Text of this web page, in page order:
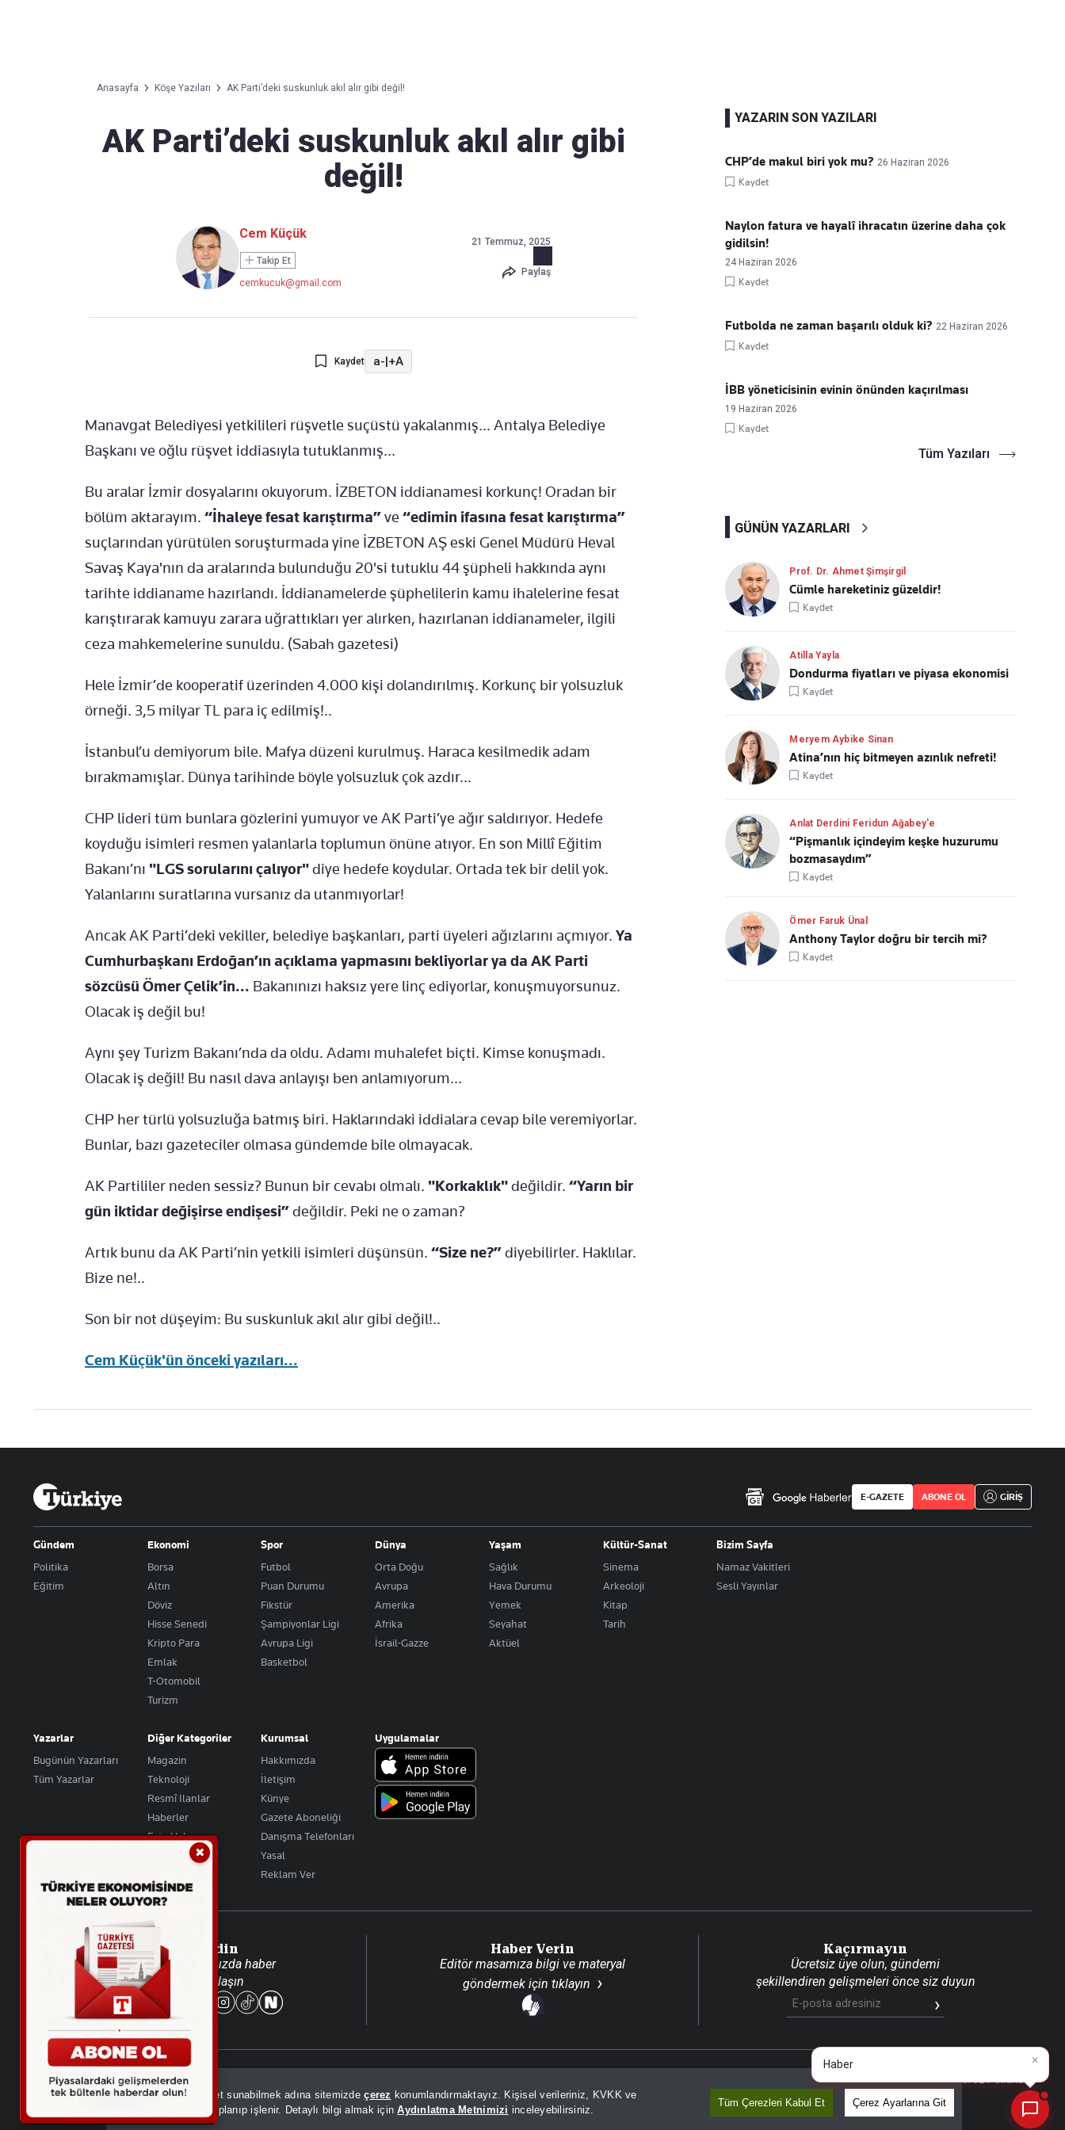
Sizlere daha iyi hizmet sunabilmek adına sitemizdeçerez konumlandırmaktayız. Kişisel verileriniz, KVKK ve
GDPR kapsamında toplanıp işlenir. Detaylı bilgi almak içinAydınlatma Metnimizi inceleyebilirsiniz.
Tüm Çerezleri Kabul Et Çerez Ayarlarına Git
Favori mecralarınızda haber
Anasayfa Köşe Yazıları AK Parti’deki suskunluk akıl alır gibi değil!
AK Parti’deki suskunluk akıl alır gibi
değil!
Cem Küçük
Takip Et
cemkucuk@gmail.com
21 Temmuz, 2025
Paylaş
Kaydet a-|+A
Manavgat Belediyesi yetkilileri rüşvetle suçüstü yakalanmış... Antalya Belediye
Başkanı ve oğlu rüşvet iddiasıyla tutuklanmış...
Bu aralar İzmir dosyalarını okuyorum. İZBETON iddianamesi korkunç! Oradan bir
bölüm aktarayım. “İhaleye fesat karıştırma”ve “edimin ifasına fesat karıştırma”
suçlarından yürütülen soruşturmada yine İZBETON AŞ eski Genel Müdürü Heval
Savaş Kaya'nın da aralarında bulunduğu 20'si tutuklu 44 şüpheli hakkında aynı
tarihte iddianame hazırlandı. İddianamelerde şüphelilerin kamu ihalelerine fesat
karıştırarak kamuyu zarara uğrattıkları yer alırken, hazırlanan iddianameler, ilgili
ceza mahkemelerine sunuldu. (Sabah gazetesi)
Hele İzmir’de kooperatif üzerinden 4.000 kişi dolandırılmış. Korkunç bir yolsuzluk
örneği. 3,5 milyar TL para iç edilmiş!..
İstanbul’u demiyorum bile. Mafya düzeni kurulmuş. Haraca kesilmedik adam
bırakmamışlar. Dünya tarihinde böyle yolsuzluk çok azdır...
CHP lideri tüm bunlara gözlerini yumuyor ve AK Parti’ye ağır saldırıyor. Hedefe
koyduğu isimleri resmen yalanlarla toplumun önüne atıyor. En son Millî Eğitim
Bakanı’nı "LGS sorularını çalıyor"diye hedefe koydular. Ortada tek bir delil yok.
Yalanlarını suratlarına vursanız da utanmıyorlar!
Ancak AK Parti’deki vekiller, belediye başkanları, parti üyeleri ağızlarını açmıyor. Ya
Cumhurbaşkanı Erdoğan’ın açıklama yapmasını bekliyorlar ya da AK Parti
sözcüsü Ömer Çelik’in... Bakanınızı haksız yere linç ediyorlar, konuşmuyorsunuz.
Olacak iş değil bu!
Aynı şey Turizm Bakanı’nda da oldu. Adamı muhalefet biçti. Kimse konuşmadı.
Olacak iş değil! Bu nasıl dava anlayışı ben anlamıyorum...
CHP her türlü yolsuzluğa batmış biri. Haklarındaki iddialara cevap bile veremiyorlar.
Bunlar, bazı gazeteciler olmasa gündemde bile olmayacak.
AK Partililer neden sessiz? Bunun bir cevabı olmalı. "Korkaklık"değildir. “Yarın bir
gün iktidar değişirse endişesi”değildir. Peki ne o zaman?
Artık bunu da AK Parti’nin yetkili isimleri düşünsün. “Size ne?”diyebilirler. Haklılar.
Bize ne!..
Son bir not düşeyim: Bu suskunluk akıl alır gibi değil!..
Cem Küçük'ün önceki yazıları...
YAZARIN SON YAZILARI
CHP’de makul biri yok mu? 26 Haziran 2026
Kaydet
Naylon fatura ve hayalî ihracatın üzerine daha çok
gidilsin!
24 Haziran 2026
Kaydet
Futbolda ne zaman başarılı olduk ki? 22 Haziran 2026
Kaydet
İBB yöneticisinin evinin önünden kaçırılması
19 Haziran 2026
Kaydet
Tüm Yazıları
GÜNÜN YAZARLARI
Prof. Dr. Ahmet Şimşirgil
Cümle hareketiniz güzeldir!
Kaydet
Atilla Yayla
Dondurma fiyatları ve piyasa ekonomisi
Kaydet
Meryem Aybike Sinan
Atina’nın hiç bitmeyen azınlık nefreti!
Kaydet
Anlat Derdini Feridun Ağabey'e
“Pişmanlık içindeyim keşke huzurumu
bozmasaydım”
Kaydet
Ömer Faruk Ünal
Anthony Taylor doğru bir tercih mi?
Kaydet
E-GAZETE ABONE OL GİRİŞ
Gündem
Politika
Eğitim
Ekonomi
Borsa
Altın
Döviz
Hisse Senedi
Kripto Para
Emlak
T-Otomobil
Turizm
Spor
Futbol
Puan Durumu
Fikstür
Şampiyonlar Ligi
Avrupa Ligi
Basketbol
Dünya
Orta Doğu
Avrupa
Amerika
Afrika
İsrail-Gazze
Yaşam
Sağlık
Hava Durumu
Yemek
Seyahat
Aktüel
Kültür-Sanat
Sinema
Arkeoloji
Kitap
Tarih
Bizim Sayfa
Namaz Vakitleri
Sesli Yayınlar
Yazarlar
Bugünün Yazarları
Tüm Yazarlar
Diğer Kategoriler
Magazin
Teknoloji
Resmî Ilanlar
Haberler
Foto Haber
Video Galeri
Kurumsal
Hakkımızda
İletişim
Künye
Gazete Aboneliği
Danışma Telefonları
Yasal
Reklam Ver
Uygulamalar
Takip Edin
Favori mecralarınızda haber
akışımıza ulaşın
Haber Verin
Editör masamıza bilgi ve materyal
göndermek için tıklayın
Kaçırmayın
Ücretsiz üye olun, gündemi
şekillendiren gelişmeleri önce siz duyun
© 2026 İhlas Medya Grubu. Tüm Hakları Saklıdır KVKK Aydınlatma MetniGizlilik PolitikasıÇerez Politikası
×
Bug
✖